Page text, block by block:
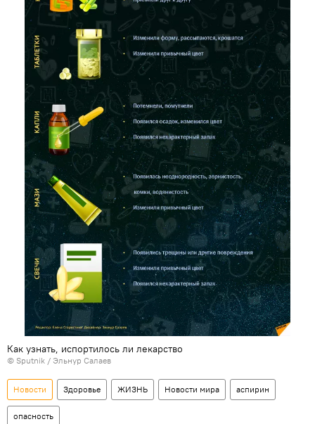
Как узнать, испортилось ли лекарство
© Sputnik / Эльнур Салаев
Новости Здоровье ЖИЗНЬ Новости мира аспирин
опасность